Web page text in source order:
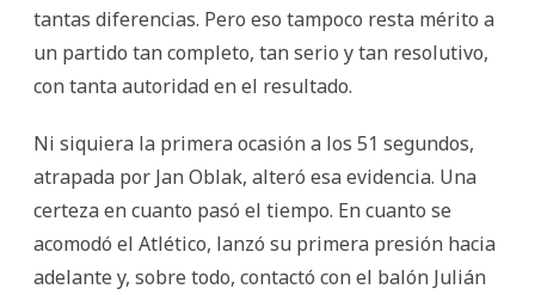
tantas diferencias. Pero eso tampoco resta mérito a
un partido tan completo, tan serio y tan resolutivo,
con tanta autoridad en el resultado.
Ni siquiera la primera ocasión a los 51 segundos,
atrapada por Jan Oblak, alteró esa evidencia. Una
certeza en cuanto pasó el tiempo. En cuanto se
acomodó el Atlético, lanzó su primera presión hacia
adelante y, sobre todo, contactó con el balón Julián